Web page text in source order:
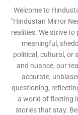
Welcome to
"Hindustan Mirror
realities. We strive
meaningful,
political, cultural, or
and nuance, our
accurate,
questioning,
a world of fleeting
stories that stay.